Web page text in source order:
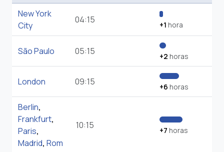
New York
City
04:15 +1 hora
São Paulo 05:15 +2 horas
London 09:15 +6 horas
Berlin,
Frankfurt,
Paris,
Madrid, Rom
10:15 +7 horas